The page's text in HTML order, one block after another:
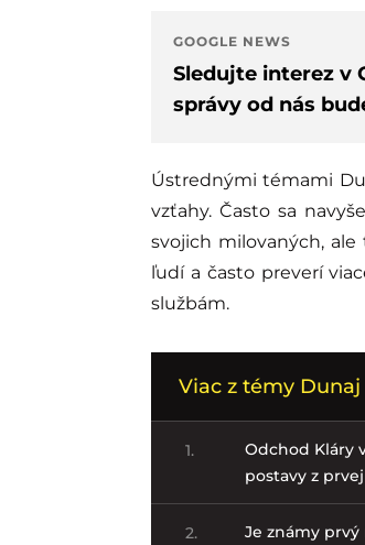
GOOGLE NEWS
Sledujte interez v
správy od nás
Ústrednými témami
vzťahy. Často sa
svojich milovaných,
ľudí a často preverí
službám.
Viac z témy
1.
Odchod Kláry
postavy z
2.
Je známy